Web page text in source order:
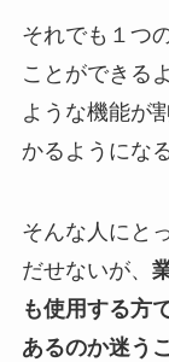
それでも１つ
ことができる
ような機能が
かるようになる
そんな人にと
だせないが、
も使用する方
あるのか迷う